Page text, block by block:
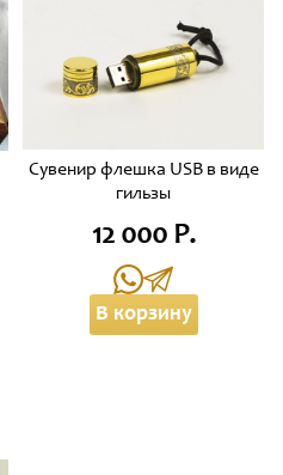
Сувенир флешка USB в виде
гильзы
12 000 Р.
В корзину